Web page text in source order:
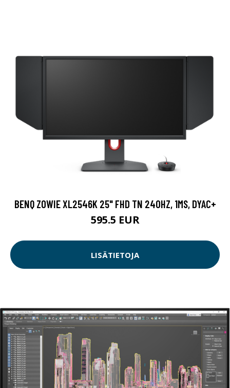
BENQ ZOWIE XL2546K 25" FHD TN 240HZ, 1MS, DYAC+
595.5 EUR
LISÄTIETOJA